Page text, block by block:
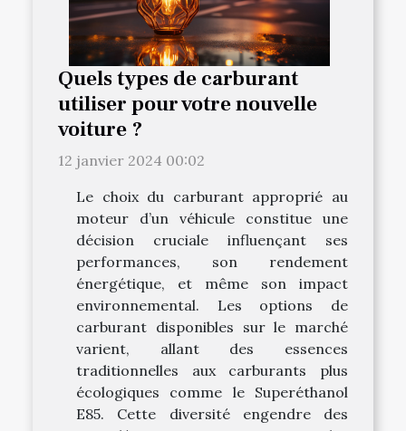
Quels types de carburant
utiliser pour votre nouvelle
voiture ?
12 janvier 2024 00:02
Le choix du carburant approprié au
moteur d’un véhicule constitue une
décision cruciale influençant ses
performances, son rendement
énergétique, et même son impact
environnemental. Les options de
carburant disponibles sur le marché
varient, allant des essences
traditionnelles aux carburants plus
écologiques comme le Superéthanol
E85. Cette diversité engendre des